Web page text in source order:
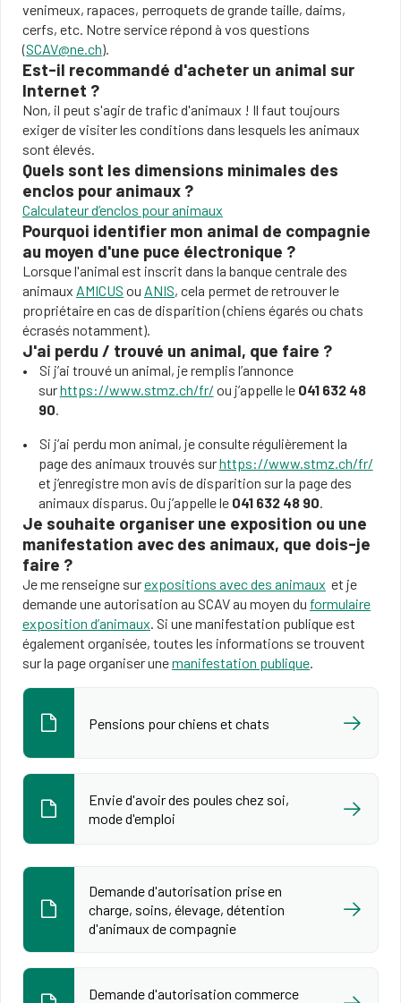
venimeux, rapaces, perroquets de grande taille, daims,
cerfs, etc. Notre service répond à vos questions
(SCAV@ne.ch).
Est-il recommandé d'acheter un animal sur
Internet ?
Non, il peut s'agir de trafic d'animaux ! Il faut toujours
exiger de visiter les conditions dans lesquels les animaux
sont élevés.
Quels sont les dimensions minimales des
enclos pour animaux ?
Calculateur d’enclos pour animaux
Pourquoi identifier mon animal de compagnie
au moyen d'une puce électronique ?
Lorsque l'animal est inscrit dans la banque centrale des
animaux AMICUS ou ANIS, cela permet de retrouver le
propriétaire en cas de disparition (chiens égarés ou chats
écrasés notamment).
J'ai perdu / trouvé un animal, que faire ?
Si j’ai trouvé un animal, je remplis l’annonce
surhttps://www.stmz.ch/fr/ ou j’appelle le 041 632 48
90.
Si j’ai perdu mon animal, je consulte régulièrement la
page des animaux trouvés surhttps://www.stmz.ch/fr/
et j’enregistre mon avis de disparition sur la page des
animaux disparus. Ou j’appelle le 041 632 48 90.
Je souhaite organiser une exposition ou une
manifestation avec des animaux, que dois-je
faire ?
Je me renseigne surexpositions avec des animaux et je
demande une autorisation au SCAV au moyen du formulaire
exposition d’animaux. Si une manifestation publique est
également organisée, toutes les informations se trouvent
sur la page organiser unemanifestation publique.
Pensions pour chiens et chats
Envie d'avoir des poules chez soi,
mode d'emploi
Demande d'autorisation prise en
charge, soins, élevage, détention
d'animaux de compagnie
Demande d'autorisation commerce